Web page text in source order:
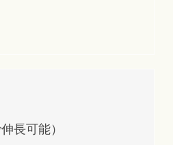
長可能）